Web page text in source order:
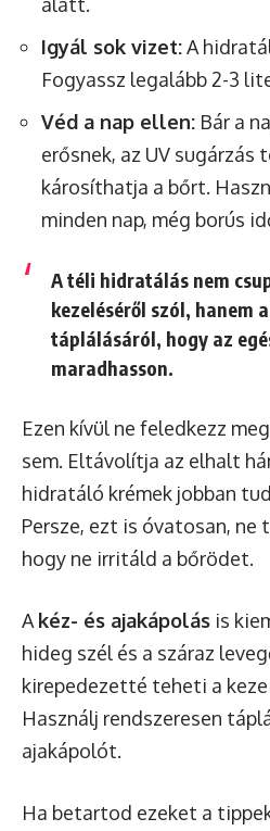
Igyál sok vizet:A
Fogyassz legalább 2-3
Véd a nap ellen: Bár a
erősnek, az UV sugárzás
károsíthatja a bőrt.
minden nap, még borús
A téli hidratálás nem
kezeléséről szól, hanem
táplálásáról, hogy az
maradhasson.
Ezen kívül ne feledkezz
sem. Eltávolítja az elhalt
hidratáló krémek jobban
Persze, ezt is óvatosan, ne
hogy ne irritáld a bőrödet.
A kéz- és ajakápolás is
hideg szél és a száraz
kirepedezetté teheti a
Használj rendszeresen
ajakápolót.
Ha betartod ezeket a